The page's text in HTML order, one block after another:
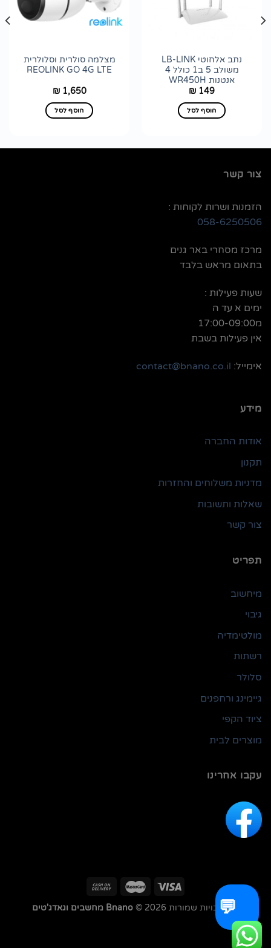
נתב אלחוטי LB-LINK
משולב 5 ב1 כולל 4
אנטנות WR450H
₪ 149
הוסף לסל
לרשימת
wishlist
מצלמה סולרית וסלולרית
REOLINK GO 4G LTE
₪1,650
הוסף לסל
צור קשר
הזמנות ושרות לקוחות :
058-6250506
מרכז מסחרי באר גנים
בתאום מראש בלבד
שעות פעילות :
ימים א עד ה
מ17:00-09:00
אין פעילות בשבת
אימייל: contact@bnano.co.il
מידע
אודות החברה
תקנון
מדניות משלוחים והחזרות
שאלות ותשובות
צור קשר
תפריט
מיחשוב
גיבוי
מולטימדיה
רשתות
סלולר
גיימינג ורחפנים
ציוד הקפי
מוצרים לבית
עקבו אחרינו
כל הזכויות שמורות 2026 © Bnano מחשבים וגאדג'טים 💬